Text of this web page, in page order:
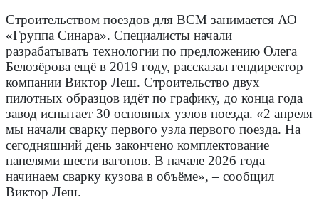
Строительством поездов для ВСМ занимается АО
«Группа Синара». Специалисты начали
разрабатывать технологии по предложению Олега
Белозёрова ещё в 2019 году, рассказал гендиректор
компании Виктор Леш. Строительство двух
пилотных образцов идёт по графику, до конца года
завод испытает 30 основных узлов поезда. «2 апреля
мы начали сварку первого узла первого поезда. На
сегодняшний день закончено комплектование
панелями шести вагонов. В начале 2026 года
начинаем сварку кузова в объёме», – сообщил
Виктор Леш.